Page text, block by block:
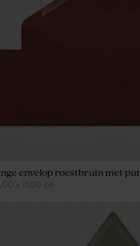
envelop roestbruin met
x 11,00 cm